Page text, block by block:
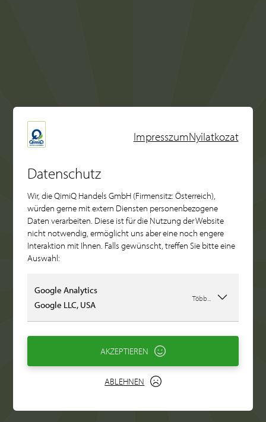
ImpresszumNyilatkozat
Datenschutz
Wir, die QimiQ Handels GmbH (Firmensitz: Österreich),
würden gerne mit extern Diensten personenbezogene
Daten verarbeiten. Diese ist für die Nutzung der Website
nicht notwendig, ermöglicht uns aber eine noch engere
Interaktion mit Ihnen. Falls gewünscht, treffen Sie bitte eine
Auswahl:
Google Analytics
Google LLC, USA
Több...
ABLEHNEN
AKZEPTIEREN